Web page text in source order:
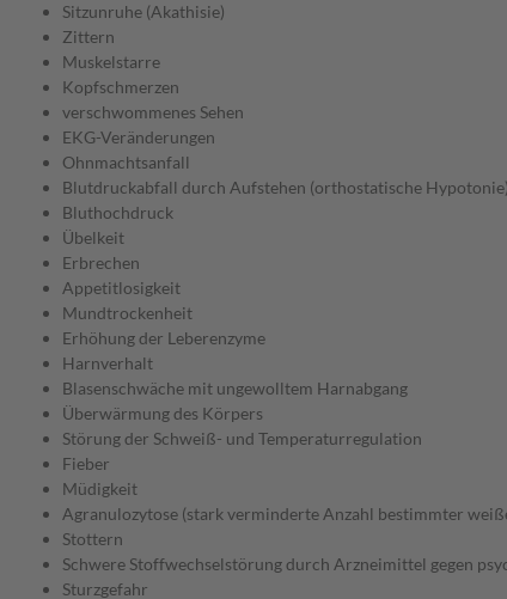
Sitzunruhe (Akathisie)
Zittern
Muskelstarre
Kopfschmerzen
verschwommenes Sehen
EKG-Veränderungen
Ohnmachtsanfall
Blutdruckabfall durch Aufstehen (orthostatische Hypotonie)
Bluthochdruck
Übelkeit
Erbrechen
Appetitlosigkeit
Mundtrockenheit
Erhöhung der Leberenzyme
Harnverhalt
Blasenschwäche mit ungewolltem Harnabgang
Überwärmung des Körpers
Störung der Schweiß- und Temperaturregulation
Fieber
Müdigkeit
Agranulozytose (stark verminderte Anzahl bestimmter
Stottern
Schwere Stoffwechselstörung durch Arzneimittel gegen
Sturzgefahr